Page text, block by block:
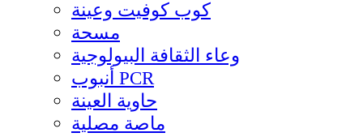
كوب كوفيت وعينة
مسحة
وعاء الثقافة البيولوجية
أنبوب PCR
حاوية العينة
ماصة مصلية